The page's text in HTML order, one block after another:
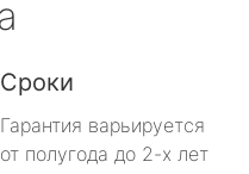
Сроки
Гарантия варьируется
от полугода до 2-х лет